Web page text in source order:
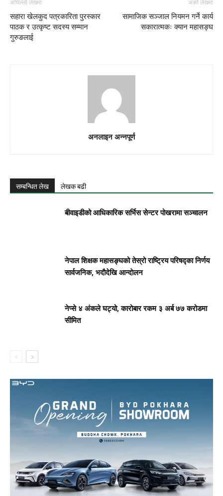
अघिल्लो लेखमा
सहारा खेलकुद पत्रकारिता पुरस्कार
पाठक र उत्कृष्ट सदस्य सम्मान
गुरुङलाई
अर्को लेखमा
सामाजिक सञ्जाल नियमन गर्ने कार्य
सकारात्मकः क्यान महासङ्घ
अनलाइन अन्नपूर्ण
सम्बन्धित लेख लेखक बढी
बीवाइडीको आधिकारिक सर्भिस सेन्टर पोखरामा सञ्चालन
नेपाल शिक्षक महासङ्घको तेस्रो राष्ट्रिय परिषद्का निर्णय
सार्वजनिक, भदाैदेखि आन्दाेलन
नेप्से ४ अंकले घट्यो, कारोबार रकम ३ अर्ब ७७ करोडमा
सीमित